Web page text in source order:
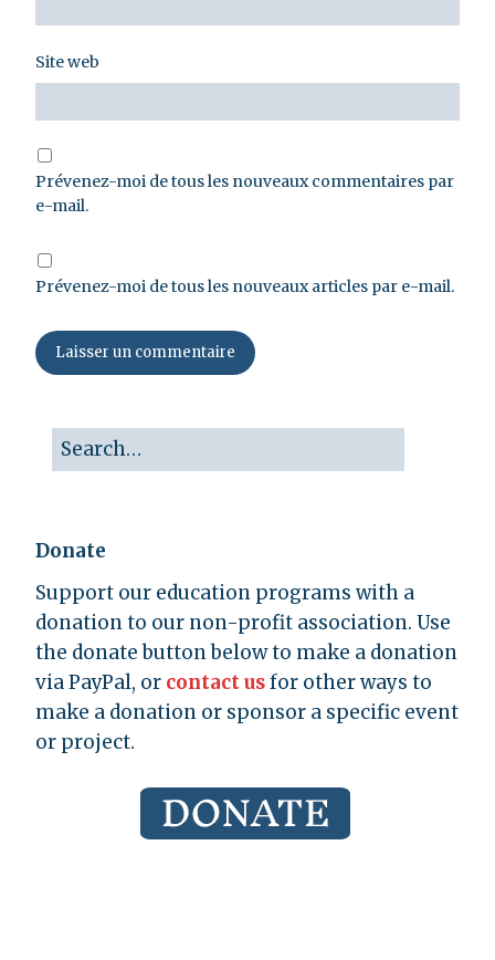
Site web
Prévenez-moi de tous les nouveaux commentaires par
e-mail.
Prévenez-moi de tous les nouveaux articles par e-mail.
Donate
Support our education programs with a
donation to our non-profit association. Use
the donate button below to make a donation
via PayPal, or contact usfor other ways to
make a donation or sponsor a specific event
or project.